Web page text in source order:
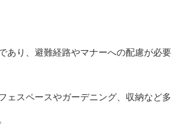
あり、避難経路やマナーへの配慮が必要
ェスペースやガーデニング、収納など多